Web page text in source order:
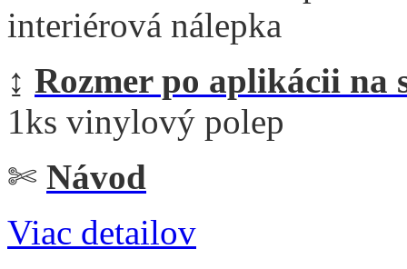
interiérová nálepka
↨ Rozmer po aplikácii na
1ks vinylový polep
✄ Návod
Viac detailov